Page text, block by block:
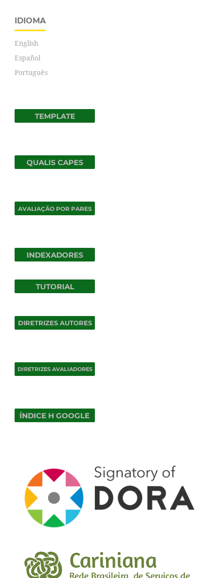
IDIOMA
English
Español
Português